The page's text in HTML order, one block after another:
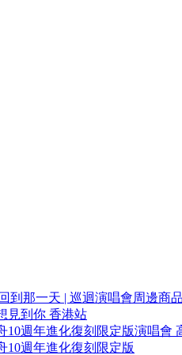
到那一天 | 巡迴演唱會周邊商品
見到你 香港站
10週年進化復刻限定版演唱會
10週年進化復刻限定版